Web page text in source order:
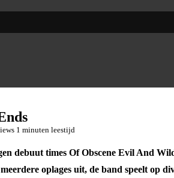
1 minuten leestijd
debuut times Of Obscene Evil And
oplages uit, de band speelt op